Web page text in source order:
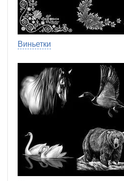
Виньетки